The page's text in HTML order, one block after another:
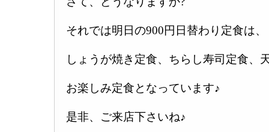
それでは明日の900円日替わり定食は、
しょうが焼き定食、ちらし寿司定食、
お楽しみ定食となっています♪
是非、ご来店下さいね♪